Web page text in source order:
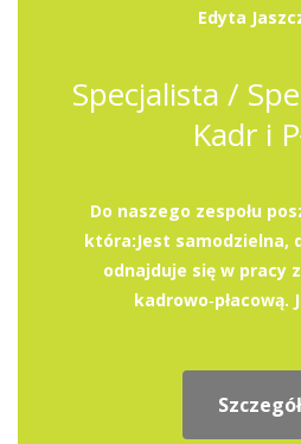
Edyta
Specjalista /
Kadr i
Do naszego zespołu
która:Jest samodzielna,
odnajduje się w pracy
kadrowo‑płacową.